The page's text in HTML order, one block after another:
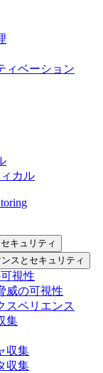
ィベーション
カル
キュリティ
スとセキュリティ
視性
威の可視性
スペリエンス
集
収集
収集